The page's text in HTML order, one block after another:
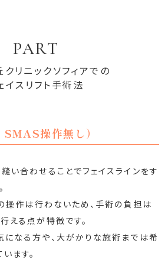
PART
リニックソフィアでの
イスリフト手術法
SMAS操作無し）
い合わせることでフェイスラインをす
操作は行わないため、手術の負担は
える点が特徴です。
なる方や、大がかりな施術までは希
ます。